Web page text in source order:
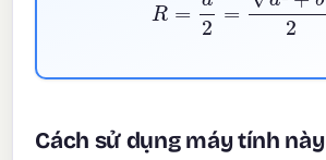
Cách sử dụng máy tính này